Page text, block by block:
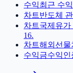
수익최근 수
차트반도체
차트국제유가
16.
차트해외선물
수익금수익